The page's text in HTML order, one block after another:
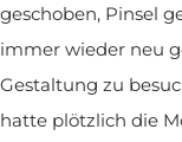
geschoben, Pinsel
immer wieder neu
Gestaltung zu
hatte plötzlich die